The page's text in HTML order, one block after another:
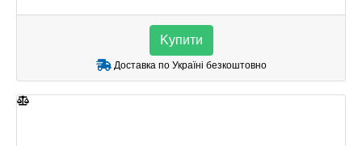
Kупити
Доставка по Україні безкоштовно